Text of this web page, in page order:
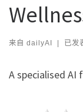
来自 dailyAI | 已发
A specialised AI